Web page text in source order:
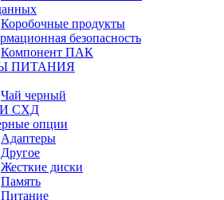
Коробочные продукты
безопасность
Компонент ПАК
ПИТАНИЯ
Чай черный
СХД
опции
Адаптеры
Другое
Жесткие диски
Память
Питание